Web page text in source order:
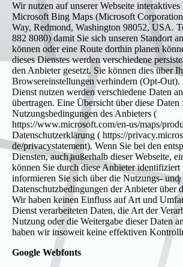
Wir nutzen auf unserer Webseite
Microsoft Bing Maps (Microsoft
Way, Redmond, Washington 98052, USA.
882 8080) damit Sie sich unseren Standort
können oder eine Route dorthin planen
dieses Dienstes werden verschiedene
den Anbieter gesetzt. Sie können dies über
Browsereinstellungen verhindern (Opt-Out).
Dienst nutzen werden verschiedene Daten
übertragen. Eine Übersicht über diese Daten
Nutzungsbedingungen des Anbieters (
https://www.microsoft.com/en-us/maps/
Datenschutzerklärung ( https://
de/privacystatement). Wenn Sie bei den
Diensten, auch außerhalb dieser Webseite,
können Sie durch diese Anbieter
informieren Sie sich über die Nutzungs- und
Datenschutzbedingungen der Anbieter über
Wir haben keinen Einfluss auf Art und
Dienst verarbeiteten Daten, die Art der
Nutzung oder die Weitergabe dieser Daten
haben wir insoweit keine effektiven
Google Webfonts